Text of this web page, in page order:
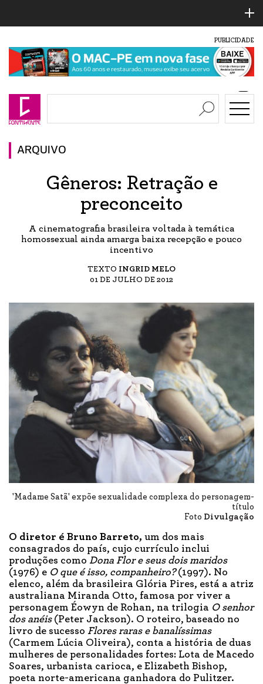
PUBLICIDADE
ARQUIVO
Gêneros: Retração e
preconceito
A cinematografia brasileira voltada à temática
homossexual ainda amarga baixa recepção e pouco
incentivo
TEXTO INGRID MELO
01 DE JULHO DE 2012
'Madame Satã' expõe sexualidade complexa do personagem-
título
Foto Divulgação
O diretor é Bruno Barreto, um dos mais
consagrados do país, cujo currículo inclui
produções como Dona Flor e seus dois maridos
(1976) e O que é isso, companheiro?(1997). No
elenco, além da brasileira Glória Pires, está a atriz
australiana Miranda Otto, famosa por viver a
personagem Éowyn de Rohan, na trilogia O senhor
dos anéis (Peter Jackson). O roteiro, baseado no
livro de sucesso Flores raras e banalíssimas
(Carmem Lúcia Oliveira), conta a história de duas
mulheres de personalidades fortes: Lota de Macedo
Soares, urbanista carioca, e Elizabeth Bishop,
poeta norte-americana ganhadora do Pulitzer.